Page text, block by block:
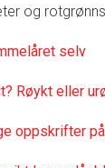
og
selv
Røykt eller
oppskrifter